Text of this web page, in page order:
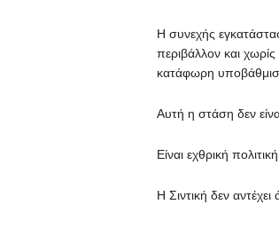
Η συνεχής
περιβάλλον και
κατάφωρη
Αυτή η στάση δεν
Είναι εχθρική
Η Σιντική δεν αντέχει